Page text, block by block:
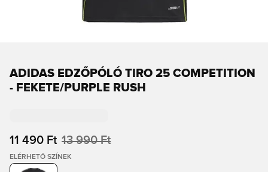
ADIDAS EDZŐPÓLÓ TIRO 25 COMPETITION
- FEKETE/PURPLE RUSH
11 490 Ft 13 990 Ft
ELÉRHETŐ SZÍNEK